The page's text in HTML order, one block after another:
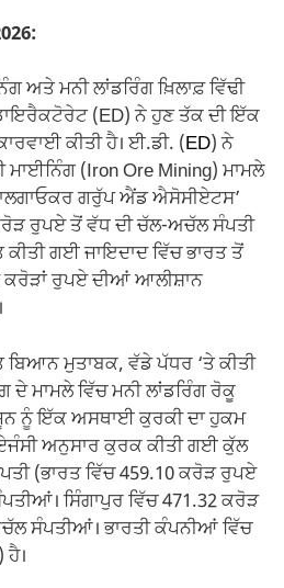
ਅਤੇ ਮਨੀ ਲਾਂਡਰਿੰਗ ਖ਼ਿਲਾਫ਼ ਵਿੱਢੀ
(ED) ਨੇ ਹੁਣ ਤੱਕ ਦੀ ਇੱਕ
ਕੀਤੀ ਹੈ। ਈ.ਡੀ. (ED) ਨੇ
(Iron Ore Mining) ਮਾਮਲੇ
ਗਰੁੱਪ ਐਂਡ ਐਸੋਸੀਏਟਸ’
ਰੁਪਏ ਤੋਂ ਵੱਧ ਦੀ ਚੱਲ-ਅਚੱਲ ਸੰਪਤੀ
ਗਈ ਜਾਇਦਾਦ ਵਿੱਚ ਭਾਰਤ ਤੋਂ
ਕਰੋੜਾਂ ਰੁਪਏ ਦੀਆਂ ਆਲੀਸ਼ਾਨ
ਬਿਆਨ ਮੁਤਾਬਕ, ਵੱਡੇ ਪੱਧਰ ‘ਤੇ ਕੀਤੀ
ਮਾਮਲੇ ਵਿੱਚ ਮਨੀ ਲਾਂਡਰਿੰਗ ਰੋਕੂ
ਨੂੰ ਇੱਕ ਅਸਥਾਈ ਕੁਰਕੀ ਦਾ ਹੁਕਮ
ਏਜੰਸੀ ਅਨੁਸਾਰ ਕੁਰਕ ਕੀਤੀ ਗਈ ਕੁੱਲ
(ਭਾਰਤ ਵਿੱਚ 459.10 ਕਰੋੜ ਰੁਪਏ
ਸਿੰਗਾਪੁਰ ਵਿੱਚ 471.32 ਕਰੋੜ
ਸੰਪਤੀਆਂ। ਭਾਰਤੀ ਕੰਪਨੀਆਂ ਵਿੱਚ